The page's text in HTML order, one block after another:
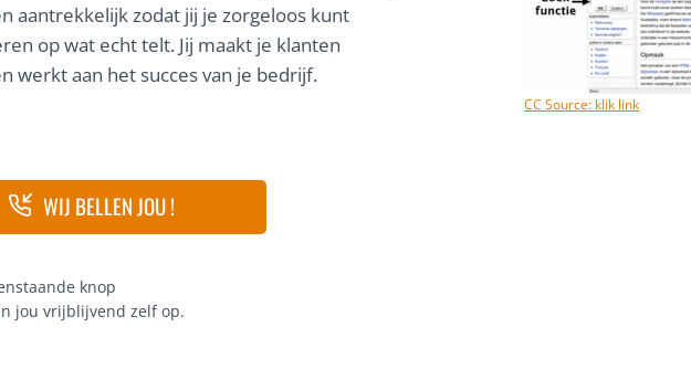
aantrekkelijk zodat jij je zorgeloos kunt
op wat echt telt. Jij maakt je klanten
werkt aan het succes van je bedrijf.
WIJ BELLEN JOU !
knop
jou vrijblijvend zelf op.
CC Source: klik link